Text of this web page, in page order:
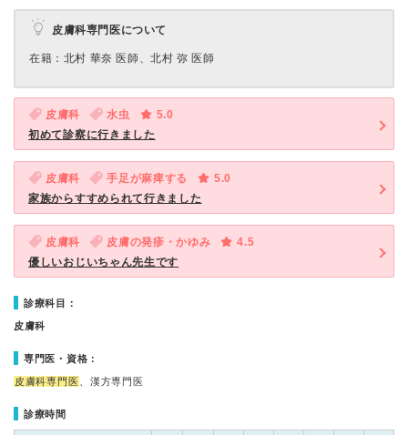
皮膚科専門医について
在籍：北村 華奈 医師、北村 弥 医師
皮膚科 水虫
5.0
初めて診察に行きました
皮膚科 手足が麻痺する
5.0
家族からすすめられて行きました
皮膚科 皮膚の発疹・かゆみ
4.5
優しいおじいちゃん先生です
診療科目：
皮膚科
専門医・資格：
皮膚科専門医 、漢方専門医
診療時間